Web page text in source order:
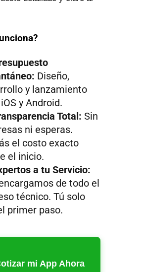
Diseño,
y lanzamiento
y Android.
Total: Sin
ni esperas.
el costo exacto
el inicio.
a tu Servicio:
de todo el
técnico. Tú solo
primer paso.
mi App Ahora